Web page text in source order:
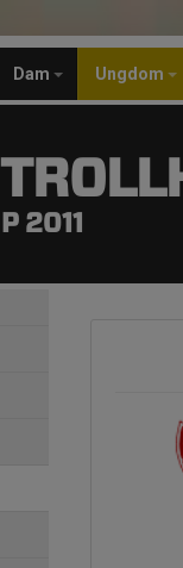
Dam Ungdom
P 2011